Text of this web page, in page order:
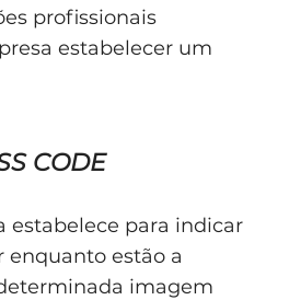
profissionais
estabelecer um
CODE
estabelece para indicar
enquanto estão a
imagem